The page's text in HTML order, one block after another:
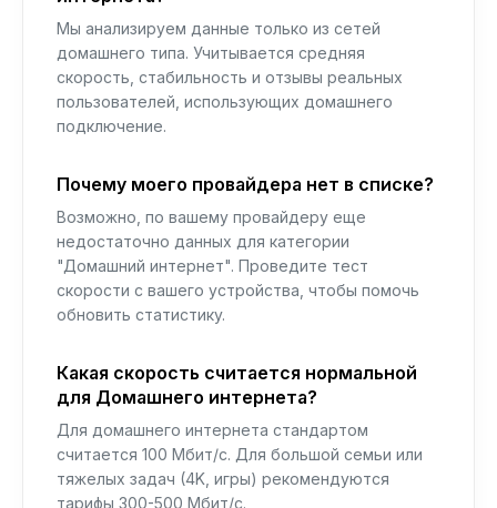
Мы анализируем данные только из сетей
домашнего типа. Учитывается средняя
скорость, стабильность и отзывы реальных
пользователей, использующих домашнего
подключение.
Почему моего провайдера нет в списке?
Возможно, по вашему провайдеру еще
недостаточно данных для категории
"Домашний интернет". Проведите тест
скорости с вашего устройства, чтобы помочь
обновить статистику.
Какая скорость считается нормальной
для Домашнего интернета?
Для домашнего интернета стандартом
считается 100 Мбит/с. Для большой семьи или
тяжелых задач (4K, игры) рекомендуются
тарифы 300-500 Мбит/с.